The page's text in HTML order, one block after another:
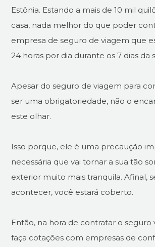
Estônia. Estando a mais de 10 mil
casa, nada melhor do que poder
empresa de seguro de viagem que
24 horas por dia durante os 7 dias da
Apesar do seguro de viagem para
ser uma obrigatoriedade, não o
este olhar.
Isso porque, ele é uma precaução
necessária que vai tornar a sua tão
exterior muito mais tranquila. Afinal,
acontecer, você estará coberto.
Então, na hora de contratar o seguro
faça cotações com empresas de